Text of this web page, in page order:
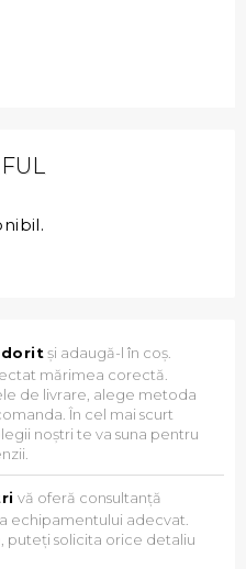
doritși adaugă-l în coș.
mărimea corectă.
de livrare, alege metoda
În cel mai scurt
noștri te va suna pentru
vă oferă consultanță
echipamentului adecvat.
puteți solicita orice detaliu